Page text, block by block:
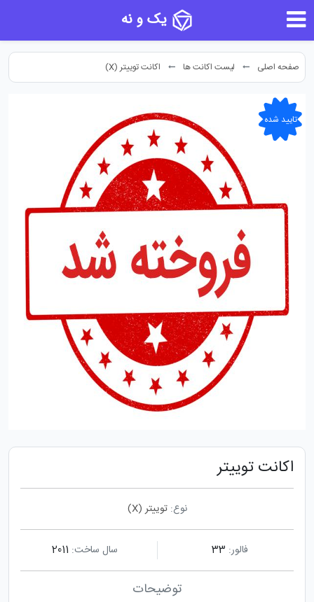
یک و نه
صفحه اصلی لیست اکانت ها اکانت توییتر (X)
تایید شده
اکانت توییتر
نوع: توییتر (X)
فالور: سال ساخت:
توضیحات